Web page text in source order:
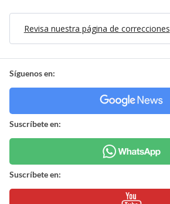
Revisa nuestra página de correcciones
Síguenos en:
Suscríbete en:
Suscríbete en: